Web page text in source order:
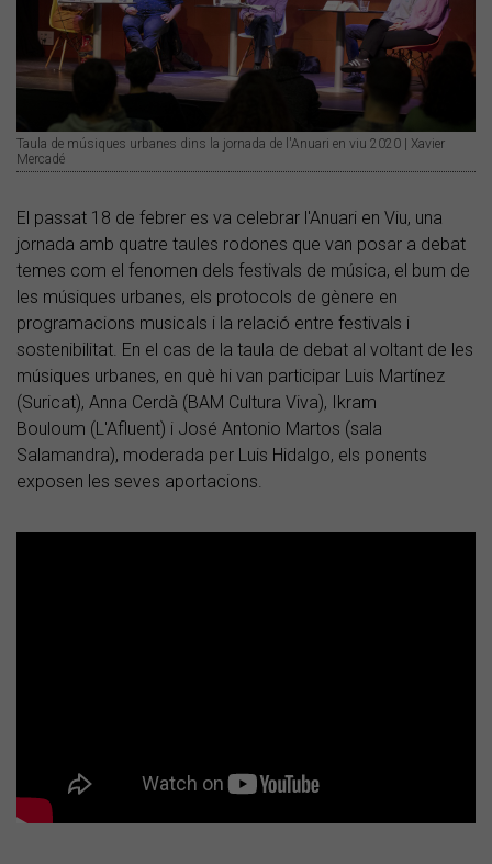
Taula de músiques urbanes dins la jornada de l'Anuari en viu 2020 | Xavier
Mercadé
El passat 18 de febrer es va celebrar l'Anuari en Viu, una
jornada amb quatre taules rodones que van posar a debat
temes com el fenomen dels festivals de música, el bum de
les músiques urbanes, els protocols de gènere en
programacions musicals i la relació entre festivals i
sostenibilitat. En el cas de la taula de debat al voltant de les
músiques urbanes, en què hi van participar Luis Martínez
(Suricat), Anna Cerdà (BAM Cultura Viva), Ikram
Bouloum (L'Afluent) i José Antonio Martos (sala
Salamandra), moderada per Luis Hidalgo, els ponents
exposen les seves aportacions.